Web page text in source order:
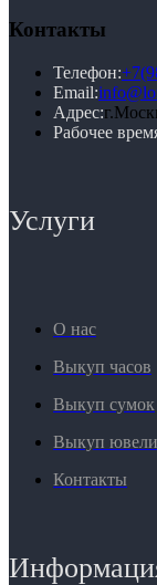
Контакты
Телефон:
Email:
Адрес:
Рабочее
Услуги
О нас
Выкуп часов
Выкуп сумок
Выкуп
Контакты